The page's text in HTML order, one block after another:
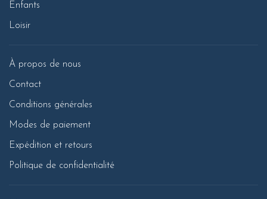
Enfants
Loisir
À propos de nous
Contact
Conditions générales
Modes de paiement
Expédition et retours
Politique de confidentialité